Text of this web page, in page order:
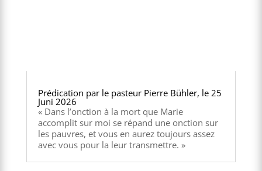
Prédication par le pasteur Pierre Bühler, le 25
Juni 2026
« Dans l’onction à la mort que Marie
accomplit sur moi se répand une onction sur
les pauvres, et vous en aurez toujours assez
avec vous pour la leur transmettre. »